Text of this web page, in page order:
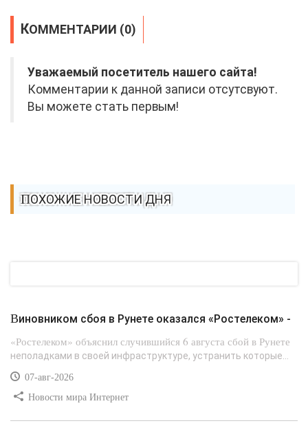
КОММЕНТАРИИ (0)
Уважаемый посетитель нашего сайта!
Комментарии к данной записи отсутсвуют.
Вы можете стать первым!
ПОХОЖИЕ НОВОСТИ ДНЯ
Виновником сбоя в Рунете оказался «Ростелеком» -
«Ростелеком» объяснил случившийся 6 августа сбой в Рунете
неполадками в своей инфраструктуре, устранить которые...
07-авг-2026
Новости мира Интернет